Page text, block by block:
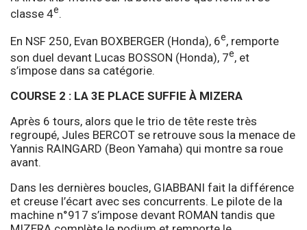
classe 4e.
En NSF 250, Evan BOXBERGER (Honda), 6e, remporte
son duel devant Lucas BOSSON (Honda), 7e, et
s’impose dans sa catégorie.
COURSE 2 : LA 3E PLACE SUFFIE À MIZERA
Après 6 tours, alors que le trio de tête reste très
regroupé, Jules BERCOT se retrouve sous la menace de
Yannis RAINGARD (Beon Yamaha) qui montre sa roue
avant.
Dans les dernières boucles, GIABBANI fait la différence
et creuse l’écart avec ses concurrents. Le pilote de la
machine n°917 s’impose devant ROMAN tandis que